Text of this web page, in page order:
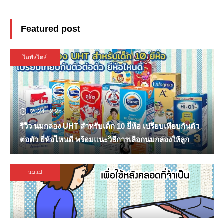
Featured post
ไลฟ์สไตล์
2024.12.25
รีวิว นมกล่อง UHT สำหรับเด็ก 10 ยี่ห้อ เปรียบเทียบกันตัว
ต่อตัว ยี่ห้อไหนดี พร้อมแนะวิธีการเลือกนมกล่องให้ลูก
นมแม่